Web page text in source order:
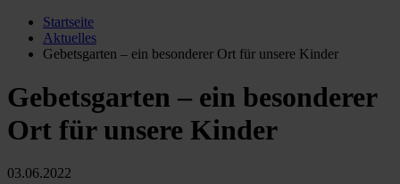
Startseite
Aktuelles
Gebetsgarten – ein besonderer Ort für unsere Kinder
Gebetsgarten – ein besonderer
Ort für unsere Kinder
03.06.2022